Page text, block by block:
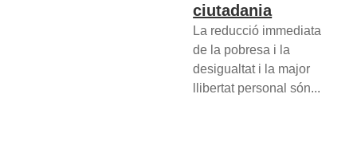
ciutadania
La reducció immediata
de la pobresa i la
desigualtat i la major
llibertat personal són...